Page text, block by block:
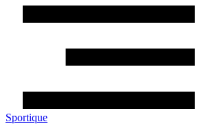
Sportique